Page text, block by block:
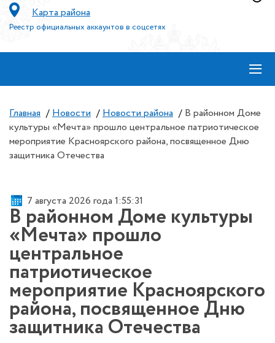
Карта района
Реестр официальных аккаунтов в соцсетях
≡
Главная / Новости / Новости района / В районном Доме
культуры «Мечта» прошло центральное патриотическое
мероприятие Красноярского района, посвященное Дню
защитника Отечества
7 августа 2026 года 1:55:31
В районном Доме культуры
«Мечта» прошло
центральное
патриотическое
мероприятие Красноярского
района, посвященное Дню
защитника Отечества